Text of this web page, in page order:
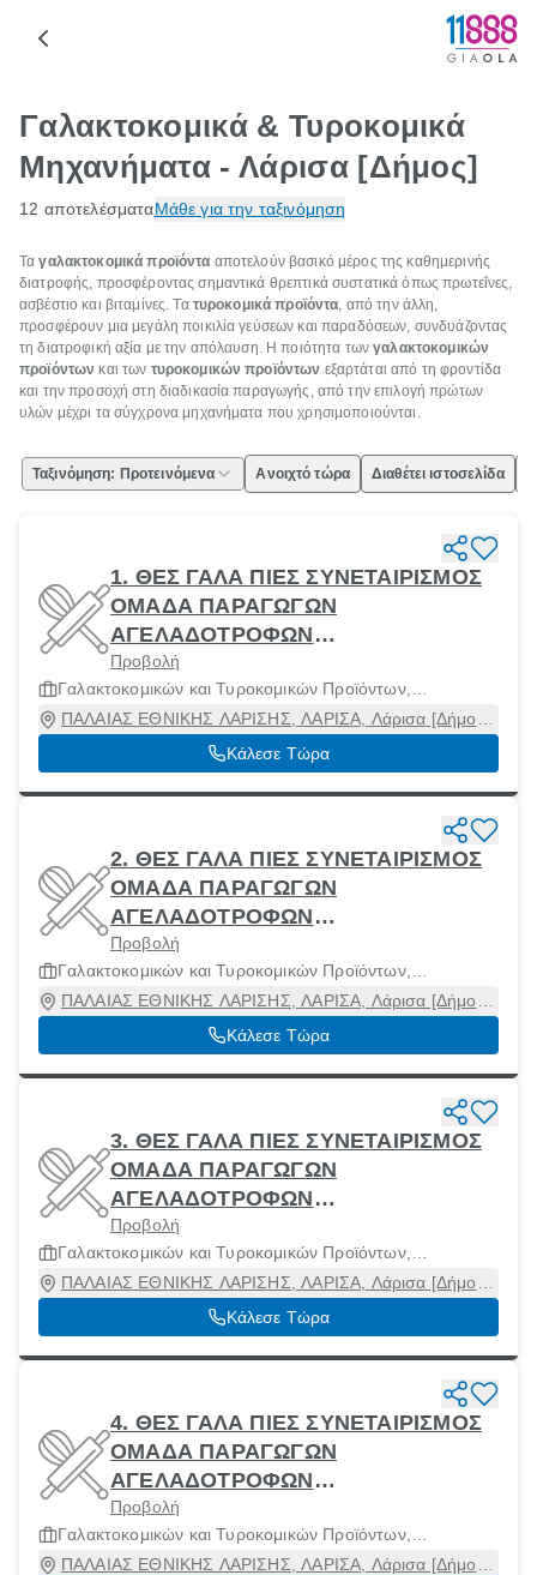
Γαλακτοκομικά & Τυροκομικά
Μηχανήματα - Λάρισα [Δήμος]
12 αποτελέσματαΜάθε για την ταξινόμηση
Ταγαλακτοκομικά προϊόντα αποτελούν βασικό μέρος της καθημερινής
διατροφής, προσφέροντας σημαντικά θρεπτικά συστατικά όπως πρωτεΐνες,
ασβέστιο και βιταμίνες. Τα τυροκομικά προϊόντα, από την άλλη,
προσφέρουν μια μεγάλη ποικιλία γεύσεων και παραδόσεων, συνδυάζοντας
τη διατροφική αξία με την απόλαυση. Η ποιότητα τωνγαλακτοκομικών
προϊόντων και των τυροκομικών προϊόντων εξαρτάται από τη φροντίδα
και την προσοχή στη διαδικασία παραγωγής, από την επιλογή πρώτων
υλών μέχρι τα σύγχρονα μηχανήματα που χρησιμοποιούνται.
Ταξινόμηση: Προτεινόμενα Ανοιχτό τώρα Διαθέτει ιστοσελίδα
1. ΘΕΣ ΓΑΛΑ ΠΙΕΣ ΣΥΝΕΤΑΙΡΙΣΜΟΣ
ΟΜΑΔΑ ΠΑΡΑΓΩΓΩΝ
ΑΓΕΛΑΔΟΤΡΟΦΩΝ
ΓΑΛΑΚΤΟΠΑΡΑΓΩΓΗΣ ΘΕΣΣΑΛΙΑΣ
Κ ΠΙΕΡΙΑΣ
Προβολή
Γαλακτοκομικών και Τυροκομικών Προϊόντων,
Μηχανήματα και Πρώτες Ύλες
ΠΑΛΑΙΑΣ ΕΘΝΙΚΗΣ ΛΑΡΙΣΗΣ, ΛΑΡΙΣΑ, Λάρισα [Δήμος],
Λάρισα
Κάλεσε Τώρα
2. ΘΕΣ ΓΑΛΑ ΠΙΕΣ ΣΥΝΕΤΑΙΡΙΣΜΟΣ
ΟΜΑΔΑ ΠΑΡΑΓΩΓΩΝ
ΑΓΕΛΑΔΟΤΡΟΦΩΝ
ΓΑΛΑΚΤΟΠΑΡΑΓΩΓΗΣ ΘΕΣΣΑΛΙΑΣ
Κ ΠΙΕΡΙΑΣ
Προβολή
Γαλακτοκομικών και Τυροκομικών Προϊόντων,
Μηχανήματα και Πρώτες Ύλες
ΠΑΛΑΙΑΣ ΕΘΝΙΚΗΣ ΛΑΡΙΣΗΣ, ΛΑΡΙΣΑ, Λάρισα [Δήμος],
Λάρισα
Κάλεσε Τώρα
3. ΘΕΣ ΓΑΛΑ ΠΙΕΣ ΣΥΝΕΤΑΙΡΙΣΜΟΣ
ΟΜΑΔΑ ΠΑΡΑΓΩΓΩΝ
ΑΓΕΛΑΔΟΤΡΟΦΩΝ
ΓΑΛΑΚΤΟΠΑΡΑΓΩΓΗΣ ΘΕΣΣΑΛΙΑΣ
Κ ΠΙΕΡΙΑΣ
Προβολή
Γαλακτοκομικών και Τυροκομικών Προϊόντων,
Μηχανήματα και Πρώτες Ύλες
ΠΑΛΑΙΑΣ ΕΘΝΙΚΗΣ ΛΑΡΙΣΗΣ, ΛΑΡΙΣΑ, Λάρισα [Δήμος],
Λάρισα
Κάλεσε Τώρα
4. ΘΕΣ ΓΑΛΑ ΠΙΕΣ ΣΥΝΕΤΑΙΡΙΣΜΟΣ
ΟΜΑΔΑ ΠΑΡΑΓΩΓΩΝ
ΑΓΕΛΑΔΟΤΡΟΦΩΝ
ΓΑΛΑΚΤΟΠΑΡΑΓΩΓΗΣ ΘΕΣΣΑΛΙΑΣ
Κ ΠΙΕΡΙΑΣ
Προβολή
Γαλακτοκομικών και Τυροκομικών Προϊόντων,
Μηχανήματα και Πρώτες Ύλες
ΠΑΛΑΙΑΣ ΕΘΝΙΚΗΣ ΛΑΡΙΣΗΣ, ΛΑΡΙΣΑ, Λάρισα [Δήμος],